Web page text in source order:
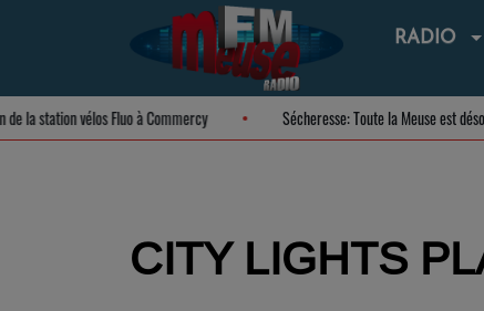
RADIO
de la station vélos Fluo à Commercy Sécheresse: Toute la Meuse
CITY LIGHTS